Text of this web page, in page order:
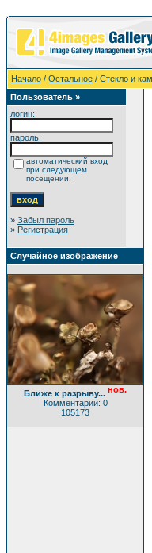
Начало / Остальное / Стекло и
Пользователь »
логин:
пароль:
автоматический вход
при следующем
посещении.
» Забыл пароль
» Регистрация
Случайное изображение
Ближе к разрыву... нов.
Комментарии: 0
105173